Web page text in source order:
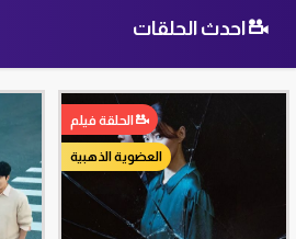
احدث الحلقات
العضوية الذهبية
الحلقة فيلم